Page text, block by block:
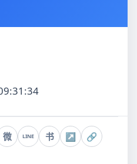
微 LINE 书 ↗ 🔗